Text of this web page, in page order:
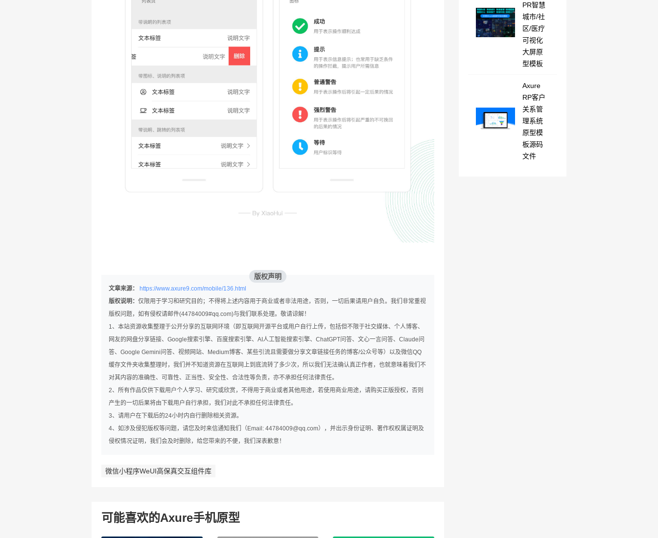
版权声明
文章来源：
https://www.axure9.com/mobile/136.html
版权说明： 仅限用于学习和研究目的；不得将上述内容用于商业或者非法用途，否则，一切后果请用户自负。我们非常重视
版权问题，如有侵权请邮件(44784009#qq.com)与我们联系处理。敬请谅解！
1、本站资源收集整理于公开分享的互联网环境（即互联网开源平台或用户自行上传，包括但不限于社交媒体、个人博客、
网友的网盘分享链接、Google搜索引擎、百度搜索引擎、AI人工智能搜索引擎、ChatGPT问答、文心一言问答、Claude问
答、Google Gemini问答、视频网站、Medium博客、某些引流且需要做分享文章链接任务的博客/公众号等）以及微信QQ
缓存文件夹收集整理时，我们并不知道资源在互联网上到底流转了多少次，所以我们无法确认真正作者，也就意味着我们不
对其内容的准确性、可靠性、正当性、安全性、合法性等负责，亦不承担任何法律责任。
2、所有作品仅供下载用户个人学习、研究或欣赏，不得用于商业或者其他用途，若使用商业用途，请购买正版授权，否则
产生的一切后果将由下载用户自行承担，我们对此不承担任何法律责任。
3、请用户在下载后的24小时内自行删除相关资源。
4、如涉及侵犯版权等问题，请您及时来信通知我们（Email: 44784009@qq.com），并出示身份证明、著作权权属证明及
侵权情况证明，我们会及时删除，给您带来的不便，我们深表歉意！
微信小程序WeUI高保真交互组件库
可能喜欢的Axure手机原型
PR智慧
城市/社
区/医疗
可视化
大屏原
型模板
Axure
RP客户
关系管
理系统
原型模
板源码
文件